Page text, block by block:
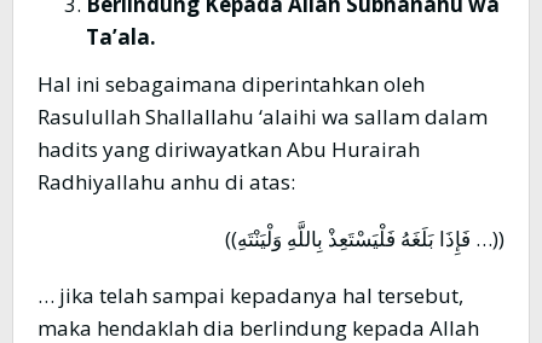
Ta’ala.
Hal ini sebagaimana diperintahkan oleh
Rasulullah Shallallahu ‘alaihi wa sallam dalam
hadits yang diriwayatkan Abu Hurairah
Radhiyallahu anhu di atas:
((… فَإِذَا بَلَغَهُ فَلْيَسْتَعِذْ بِاللَّهِ وَلْيَنْتَهِ))
… jika telah sampai kepadanya hal tersebut,
maka hendaklah dia berlindung kepada Allah